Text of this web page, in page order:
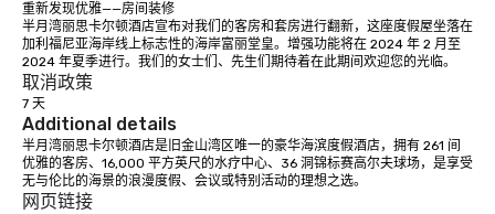
重新发现优雅——房间装修
半月湾丽思卡尔顿酒店宣布对我们的客房和套房进行翻新，这座度假屋坐落在
加利福尼亚海岸线上标志性的海岸富丽堂皇。增强功能将在 2024 年 2 月至
2024 年夏季进行。我们的女士们、先生们期待着在此期间欢迎您的光临。
取消政策
7 天
Additional details
半月湾丽思卡尔顿酒店是旧金山湾区唯一的豪华海滨度假酒店，拥有 261 间
优雅的客房、16,000 平方英尺的水疗中心、36 洞锦标赛高尔夫球场，是享受
无与伦比的海景的浪漫度假、会议或特别活动的理想之选。
网页链接